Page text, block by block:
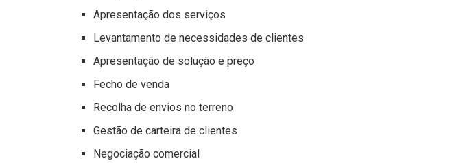
Apresentação dos serviços
Levantamento de necessidades de clientes
Apresentação de solução e preço
Fecho de venda
Recolha de envios no terreno
Gestão de carteira de clientes
Negociação comercial